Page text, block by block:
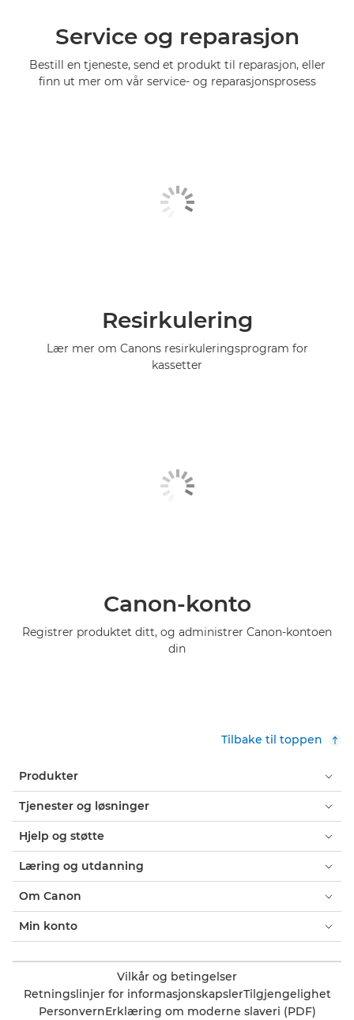
Service og reparasjon
Bestill en tjeneste, send et produkt til reparasjon, eller
finn ut mer om vår service- og reparasjonsprosess
Resirkulering
Lær mer om Canons resirkuleringsprogram for
kassetter
Canon-konto
Registrer produktet ditt, og administrer Canon-kontoen
din
Tilbake til toppen
Produkter
Tjenester og løsninger
Hjelp og støtte
Læring og utdanning
Om Canon
Min konto
Vilkår og betingelser
Retningslinjer for informasjonskapslerTilgjengelighet
PersonvernErklæring om moderne slaveri (PDF)